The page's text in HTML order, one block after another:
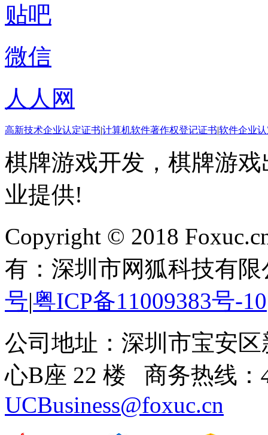
贴吧
微信
人人网
高新技术企业认定证书|计算机软件著作权登记证书|软件企业
棋牌游戏开发，棋牌游
业提供!
Copyright © 2018
有：深圳市网狐科技有限
号|粤ICP备11009383号-10
公司地址：深圳市宝安
心B座 22 楼 商务热线：
UCBusiness@foxuc.cn